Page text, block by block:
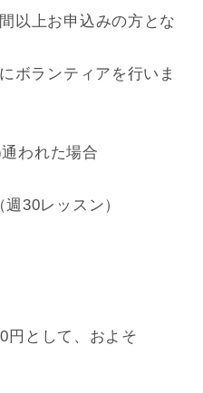
以上お申込みの方とな
ボランティアを行いま
われた場合
30レッスン）
として、およそ